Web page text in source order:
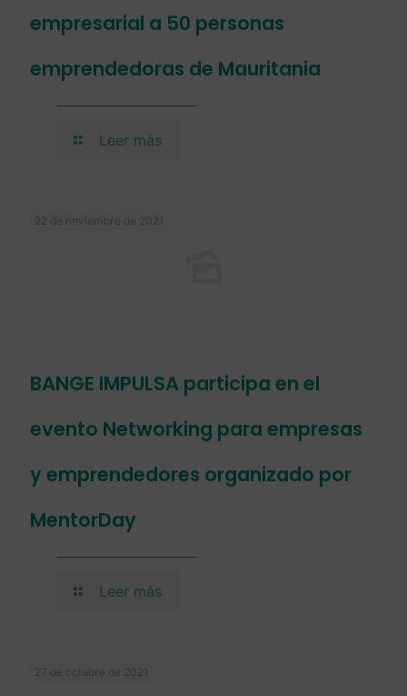
empresarial a 50 personas
emprendedoras de Mauritania
Leer más
22 de noviembre de 2021
BANGE IMPULSA participa en el
evento Networking para empresas
y emprendedores organizado por
MentorDay
Leer más
27 de octubre de 2021